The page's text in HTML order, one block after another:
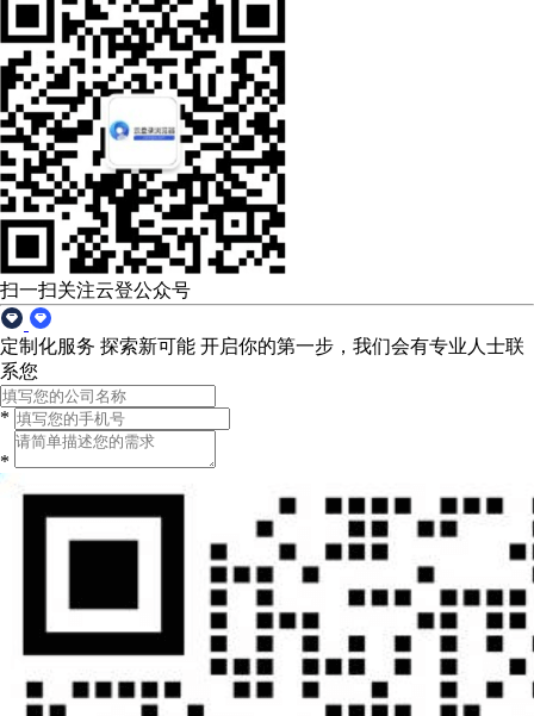
扫一扫关注云登公众号
定制化服务 探索新可能 开启你的第一步，我们会有专业人士联
系您
*
*